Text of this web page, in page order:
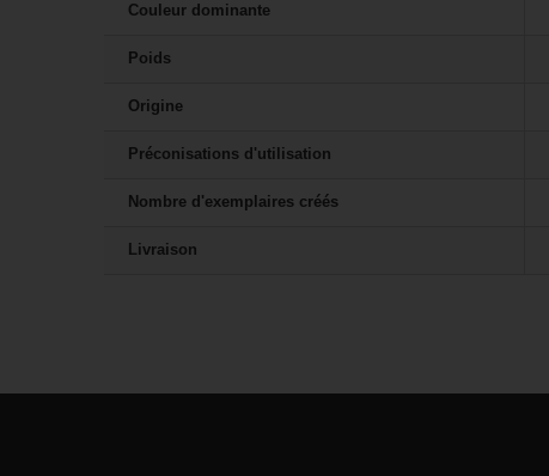
Couleur dominante
Poids
Origine
Préconisations d'utilisation
Nombre d'exemplaires créés
Livraison